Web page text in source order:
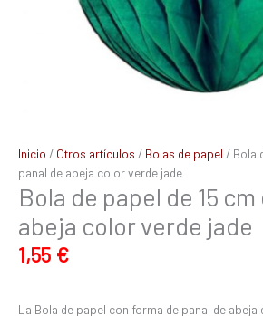
Inicio / Otros artículos / Bolas de papel / Bola
panal de abeja color verde jade
Bola de papel de 15
abeja color verde jade
1,55 €
La Bola de papel con forma de panal de abeja